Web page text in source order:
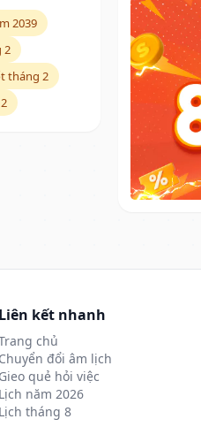
2039
2
tháng 2
Liên kết nhanh
chủ
Chuyển đổi âm lịch
Gieo quẻ hỏi việc
Lịch năm 2026
Lịch tháng 8